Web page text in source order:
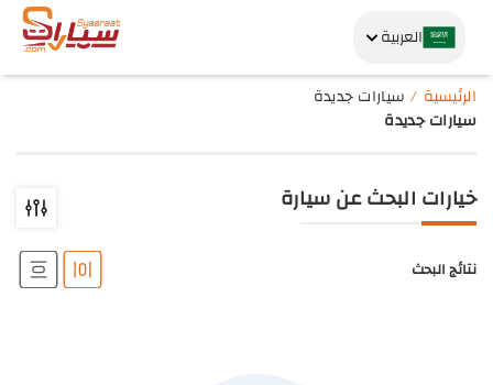
العربية
الرئيسية
سيارات جديدة
سيارات جديدة
خيارات البحث عن سيارة
نتائج البحث